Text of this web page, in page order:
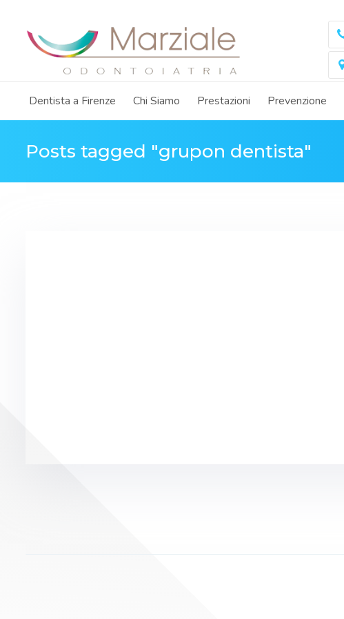
Dentista a Firenze Chi Siamo Prestazioni Prevenzione
Posts tagged "grupon dentista"